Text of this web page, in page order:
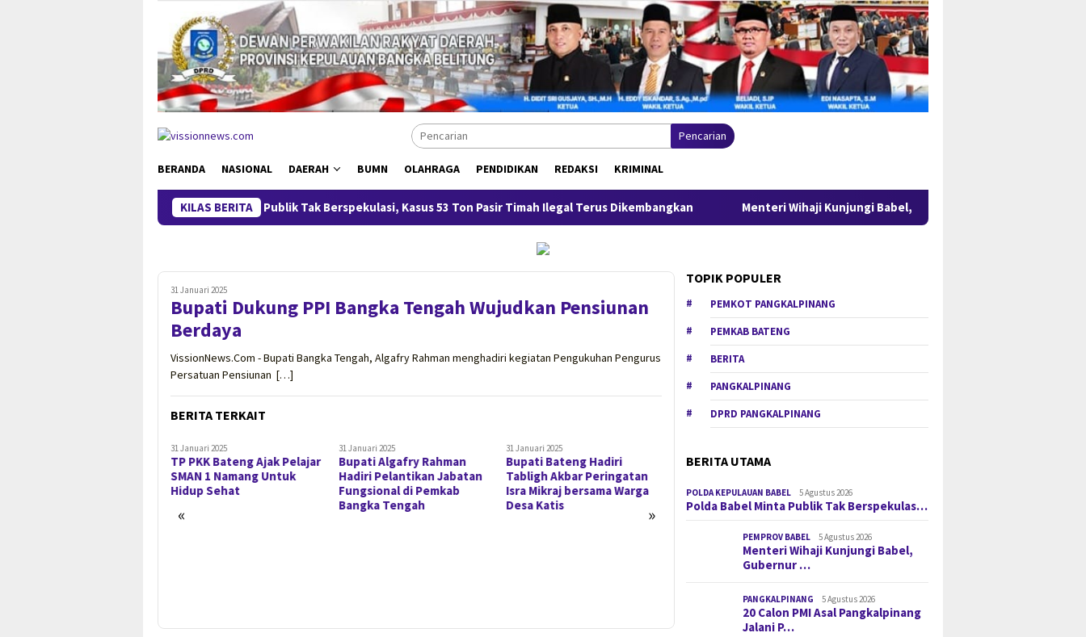
konten
Pencarian
BERANDA NASIONAL DAERAH BUMN OLAHRAGA PENDIDIKAN REDAKSI KRIMINAL
KILAS BERITA
Polda Babel Minta Publik Tak Berspekulasi, Kasus 53 Ton Pasir Timah Ilegal Terus Dikembangkan Menteri Wihaji Kunjungi Babel, Gubernur Hidayat Arsani Perkuat Kolaborasi
31 Januari 2025
Bupati Dukung PPI Bangka Tengah Wujudkan Pensiunan
Berdaya
VissionNews.Com - Bupati Bangka Tengah, Algafry Rahman menghadiri kegiatan Pengukuhan Pengurus
Persatuan Pensiunan […]
BERITA TERKAIT
« »
31 Januari 2025
TP PKK Bateng Ajak Pelajar
SMAN 1 Namang Untuk
Hidup Sehat
31 Januari 2025
Bupati Algafry Rahman
Hadiri Pelantikan Jabatan
Fungsional di Pemkab
Bangka Tengah
31 Januari 2025
Bupati Bateng Hadiri
Tabligh Akbar Peringatan
Isra Mikraj bersama Warga
Desa Katis
Bupati Algafry Rahman
Pangan Untuk Perkuat
Ketahanan Pangan Daerah
26 Januari 2025
Masjid Soeprapto Soeparno
Desa Beluluk
TOPIK POPULER
PEMKOT PANGKALPINANG
PEMKAB BATENG
BERITA
PANGKALPINANG
DPRD PANGKALPINANG
BERITA UTAMA
POLDA KEPULAUAN BABEL 5 Agustus 2026
Polda Babel Minta Publik Tak Berspekulas…
PEMPROV BABEL 5 Agustus 2026
Menteri Wihaji Kunjungi Babel,
Gubernur …
PANGKALPINANG 5 Agustus 2026
20 Calon PMI Asal Pangkalpinang
Jalani P…